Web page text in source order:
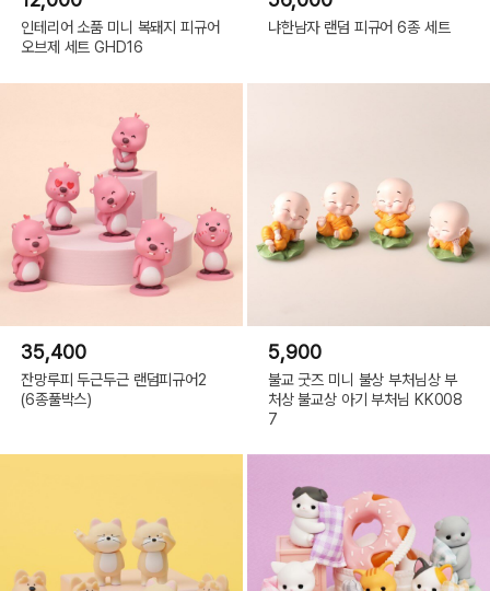
인테리어 소품 미니 복돼지 피규어
오브제 세트 GHD16
냐한남자 랜덤 피규어 6종 세트
35,400
잔망루피 두근두근 랜덤피규어2
(6종풀박스)
5,900
불교 굿즈 미니 불상 부처님상 부
처상 불교상 아기 부처님 KK008
7